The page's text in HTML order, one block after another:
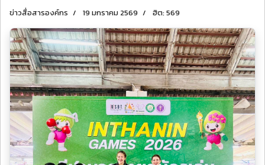
ข่าวสื่อสารองค์กร 19 มกราคม 2569 ฮิต: 569